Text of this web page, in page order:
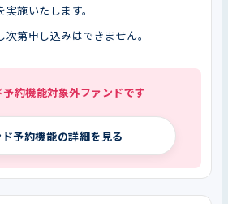
施いたします。
次第申し込みはできません。
予約機能対象外ファンドです
ド予約機能の詳細を見る